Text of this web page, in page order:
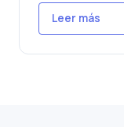
Leer más